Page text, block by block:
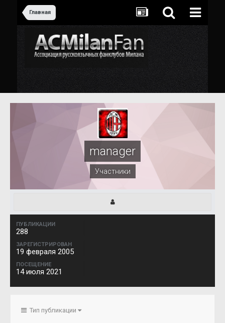
Главная
manager
Участники
ПУБЛИКАЦИИ
288
ЗАРЕГИСТРИРОВАН
19 февраля 2005
ПОСЕЩЕНИЕ
14 июля 2021
Тип публикации